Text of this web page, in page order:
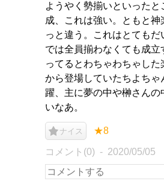
ようやく勢揃いといった
成、これは強い。ともと神
っと違う。これはとても
では全員揃わなくても成
ってるとわちゃわちゃし
から登場していたちよちゃ
躍、主に夢の中や榊さん
いなあ。
ナイス ★8
コメント(0) 2020/05/05